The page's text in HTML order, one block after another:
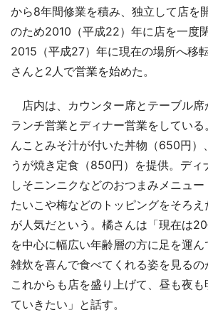
から8年間修業を積み、独立して店を
のため2010（平成22）年に店を一度
2015（平成27）年に現在の場所へ移
さんと2人で営業を始めた。
店内は、カウンター席とテーブル席
ランチ営業とディナー営業をしてい
んことみそ汁が付いた丼物（650円）
うが焼き定食（850円）を提供。ディ
しそニンニクなどのおつまみメニュ
たいこや梅などのトッピングをそろえ
が人気だという。橘さんは「現在は
を中心に幅広い年齢層の方に足を運ん
雑炊を喜んで食べてくれる姿を見るの
これからも店を盛り上げて、昼も夜
ていきたい」と話す。